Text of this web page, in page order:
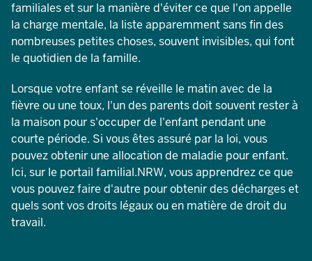
familiales et sur la manière d'éviter ce que l'on appelle
la charge mentale, la liste apparemment sans fin des
nombreuses petites choses, souvent invisibles, qui font
le quotidien de la famille.
Lorsque votre enfant se réveille le matin avec de la
fièvre ou une toux, l'un des parents doit souvent rester à
la maison pour s'occuper de l'enfant pendant une
courte période. Si vous êtes assuré par la loi, vous
pouvez obtenir une allocation de maladie pour enfant.
Ici, sur le portail familial.NRW, vous apprendrez ce que
vous pouvez faire d'autre pour obtenir des décharges et
quels sont vos droits légaux ou en matière de droit du
travail.